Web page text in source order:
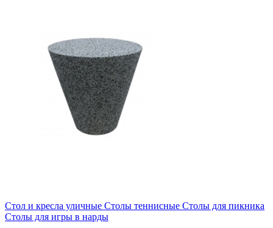
Стол и кресла уличные Cтолы теннисные Столы для пикника
Столы для игры в нарды